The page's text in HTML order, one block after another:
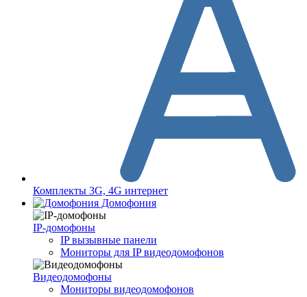
Комплекты 3G, 4G интернет
Домофония
IP-домофоны
IP вызывные панели
Мониторы для IP видеодомофонов
Видеодомофоны
Мониторы видеодомофонов